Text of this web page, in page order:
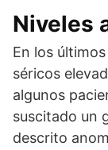
Niveles
En los
séricos
algunos
suscitado un
descrito